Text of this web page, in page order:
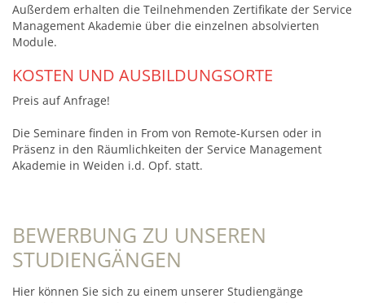
Außerdem erhalten die Teilnehmenden Zertifikate der Service
Management Akademie über die einzelnen absolvierten
Module.
KOSTEN UND AUSBILDUNGSORTE
Preis auf Anfrage!
Die Seminare finden in From von Remote-Kursen oder in
Präsenz in den Räumlichkeiten der Service Management
Akademie in Weiden i.d. Opf. statt.
BEWERBUNG ZU UNSEREN
STUDIENGÄNGEN
Hier können Sie sich zu einem unserer Studiengänge